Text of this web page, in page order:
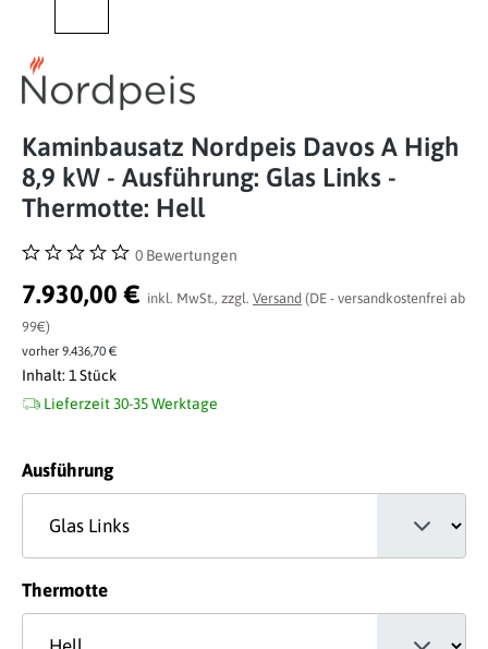
Kaminbausatz Nordpeis Davos A High
8,9 kW - Ausführung: Glas Links -
Thermotte: Hell
Durchschnittliche Bewertung von 0 von 5 Sternen
0 Bewertungen
7.930,00 € inkl. MwSt., zzgl. Versand (DE - versandkostenfrei ab
99€)
vorher 9.436,70 €
Inhalt: 1 Stück
Lieferzeit 30-35 Werktage
Ausführungauswählen
Thermotteauswählen